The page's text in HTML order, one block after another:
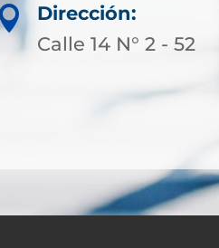

Dirección:
Calle 14 N° 2 - 52